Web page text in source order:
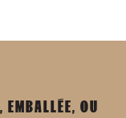
EMBALLÉE, OU